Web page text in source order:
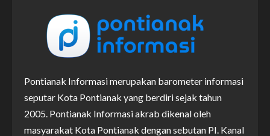
Pontianak Informasi merupakan barometer informasi
seputar Kota Pontianak yang berdiri sejak tahun
2005. Pontianak Informasi akrab dikenal oleh
masyarakat Kota Pontianak dengan sebutan PI. Kanal